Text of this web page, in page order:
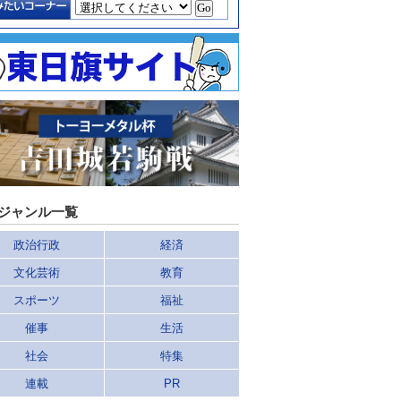
ャンル一覧
政治行政 経済
文化芸術 教育
スポーツ 福祉
催事 生活
社会 特集
連載 PR